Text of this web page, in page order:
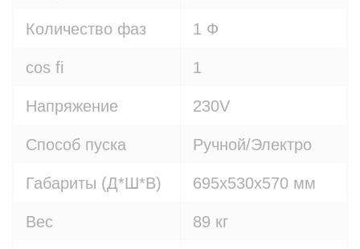
Количество фаз 1 Ф
cos fi 1
Напряжение 230V
Способ пуска Ручной/Электро
Габариты (Д*Ш*В) 695x530x570 мм
Вес 89 кг